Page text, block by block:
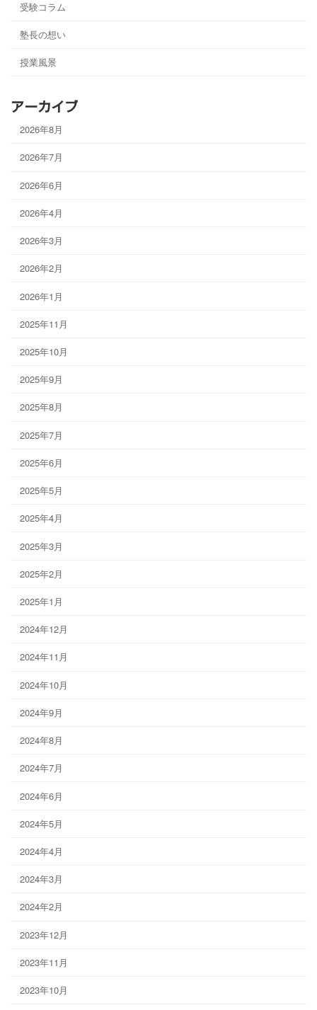
受験コラム
塾長の想い
授業風景
アーカイブ
2026年8月
2026年7月
2026年6月
2026年4月
2026年3月
2026年2月
2026年1月
2025年11月
2025年10月
2025年9月
2025年8月
2025年7月
2025年6月
2025年5月
2025年4月
2025年3月
2025年2月
2025年1月
2024年12月
2024年11月
2024年10月
2024年9月
2024年8月
2024年7月
2024年6月
2024年5月
2024年4月
2024年3月
2024年2月
2023年12月
2023年11月
2023年10月